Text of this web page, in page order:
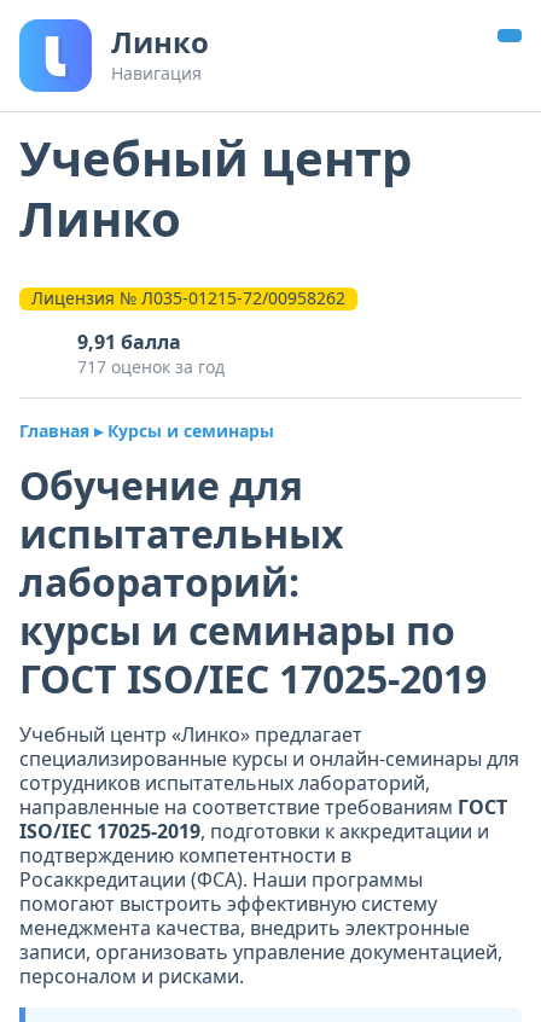
Линко
Навигация
Учебный центр
Линко
Лицензия № Л035-01215-72/00958262
9,91 балла
717 оценок за год
Главная ▸ Курсы и семинары
Обучение для
испытательных
лабораторий:
курсы и семинары по
ГОСТ ISO/IEC 17025-2019
Учебный центр «Линко» предлагает
специализированные курсы и онлайн-семинары для
сотрудников испытательных лабораторий,
направленные на соответствие требованиям ГОСТ
ISO/IEC 17025-2019, подготовки к аккредитации и
подтверждению компетентности в
Росаккредитации (ФСА). Наши программы
помогают выстроить эффективную систему
менеджмента качества, внедрить электронные
записи, организовать управление документацией,
персоналом и рисками.